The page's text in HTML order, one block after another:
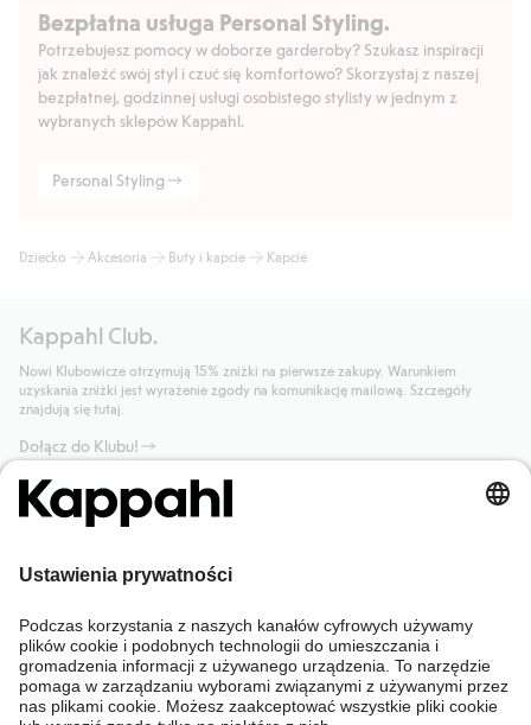
Bezpłatna usługa Personal Styling.
Potrzebujesz pomocy w doborze garderoby? Szukasz inspiracji
jak znaleźć swój styl i czuć się komfortowo? Skorzystaj z naszej
bezpłatnej, godzinnej usługi osobistego stylisty w jednym z
wybranych sklepów Kappahl.
Personal Styling
Dziecko Akcesoria Buty i kapcie Kapcie
Kappahl Club.
Nowi Klubowicze otrzymują 15% zniżki na pierwsze zakupy. Warunkiem
uzyskania zniżki jest wyrażenie zgody na komunikację mailową. Szczegóły
znajdują się tutaj.
Dołącz do Klubu!
Potrzebujesz pomocy?